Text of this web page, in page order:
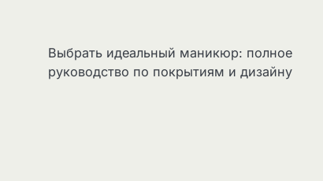
Выбрать идеальный маникюр: полное
руководство по покрытиям и дизайну